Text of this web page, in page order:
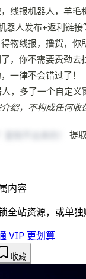
线报机器人，羊毛
器人发布+返利链接
物线报，撸货，你
，你不需要费劲去
一律不会错过了！
，多了一个自定
绍，不构成任何
提
内容
全站资源，或单独
VIP 更划算
收藏